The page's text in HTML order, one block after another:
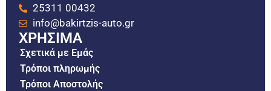
25311 00432
info@bakirtzis-auto.gr
ΧΡΗΣΙΜΑ
Σχετικά με Εμάς
Τρόποι πληρωμής
Τρόποι Αποστολής